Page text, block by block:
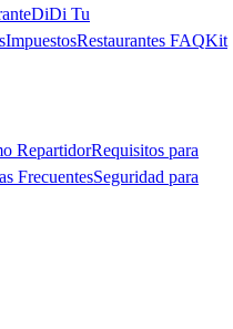
DiDi Tu
ImpuestosRestaurantes FAQKit
RepartidorRequisitos para
FrecuentesSeguridad para